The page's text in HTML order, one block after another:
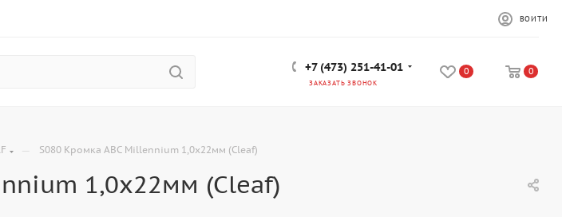
ВОЙТИ
+7 (473) 251-41-01
ЗАКАЗАТЬ ЗВОНОК
0 0
— S080 Кромка АВС Millennium 1,0х22мм (Cleaf)
1,0х22мм (Cleaf)